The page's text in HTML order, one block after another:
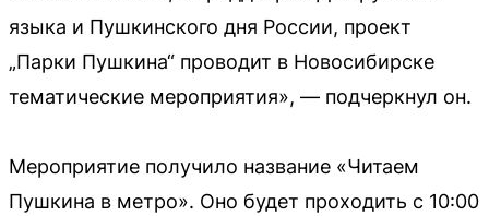
языка и Пушкинского дня России, проект
„Парки Пушкина“ проводит в Новосибирске
тематические мероприятия», — подчеркнул он.
Мероприятие получило название «Читаем
Пушкина в метро». Оно будет проходить с 10:00